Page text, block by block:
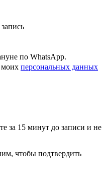
по WhatsApp.
моих персональных данных
за 15 минут до записи и не
чтобы подтвердить